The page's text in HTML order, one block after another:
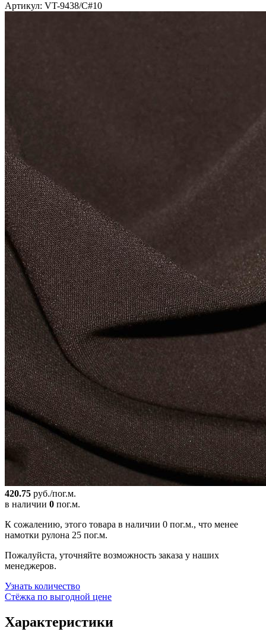
Артикул: VT-9438/C#10
420.75 руб./пог.м.
в наличии 0 пог.м.
К сожалению, этого товара в наличии 0 пог.м., что менее
намотки рулона 25 пог.м.
Пожалуйста, уточняйте возможность заказа у наших
менеджеров.
Узнать количество
Стёжка по выгодной цене
Характеристики